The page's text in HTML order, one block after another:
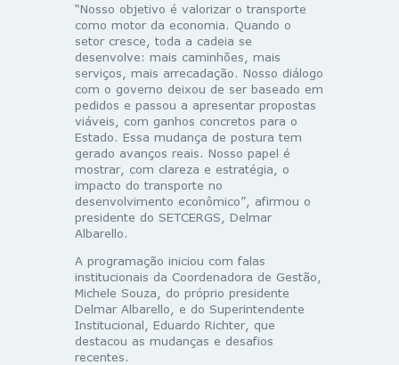
“Nosso objetivo é valorizar o transporte
como motor da economia. Quando o
setor cresce, toda a cadeia se
desenvolve: mais caminhões, mais
serviços, mais arrecadação. Nosso diálogo
com o governo deixou de ser baseado em
pedidos e passou a apresentar propostas
viáveis, com ganhos concretos para o
Estado. Essa mudança de postura tem
gerado avanços reais. Nosso papel é
mostrar, com clareza e estratégia, o
impacto do transporte no
desenvolvimento econômico”, afirmou o
presidente do SETCERGS, Delmar
Albarello.
A programação iniciou com falas
institucionais da Coordenadora de Gestão,
Michele Souza, do próprio presidente
Delmar Albarello, e do Superintendente
Institucional, Eduardo Richter, que
destacou as mudanças e desafios
recentes.